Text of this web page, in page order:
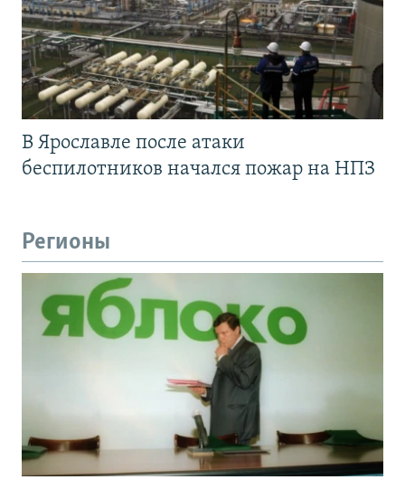
В Ярославле после атаки
беспилотников начался пожар на НПЗ
Регионы